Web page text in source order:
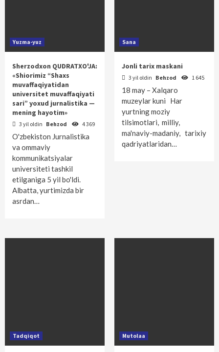
Yuzma-yuz
Sherzodxon QUDRATXO'JA:
«Shiorimiz “Shaxs
muvaffaqiyatidan
universitet muvaffaqiyati
sari” yoxud jurnalistika —
mening hayotim»
3 yil oldin Behzod 4 369
O'zbekiston Jurnalistika
va ommaviy
kommunikatsiyalar
universiteti tashkil
etilganiga 5 yil bo'ldi.
Albatta, yurtimizda bir
asrdan…
Sana
Jonli tarix maskani
3 yil oldin Behzod 1 645
18 may – Xalqaro
muzeylar kuni Har
yurtning moziy
tilsimotlari, milliy,
ma'naviy-madaniy, tarixiy
qadriyatlaridan…
Tadqiqot Mutolaa